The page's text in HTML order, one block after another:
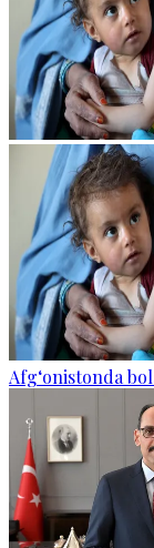
Afg‘onistonda